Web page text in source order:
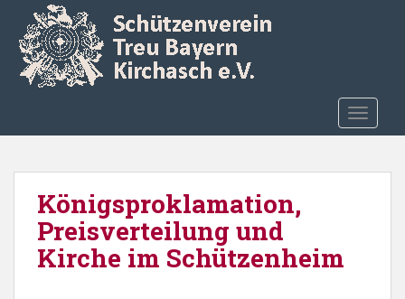
Skip to main content
Königsproklamation,
Preisverteilung und
Kirche im Schützenheim